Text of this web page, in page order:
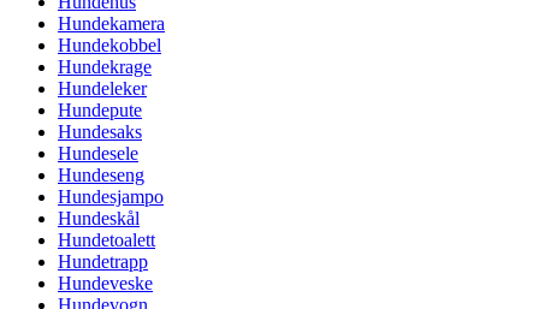
Hundekamera
Hundekobbel
Hundekrage
Hundeleker
Hundepute
Hundesaks
Hundesele
Hundeseng
Hundesjampo
Hundeskål
Hundetoalett
Hundetrapp
Hundeveske
Hundevogn